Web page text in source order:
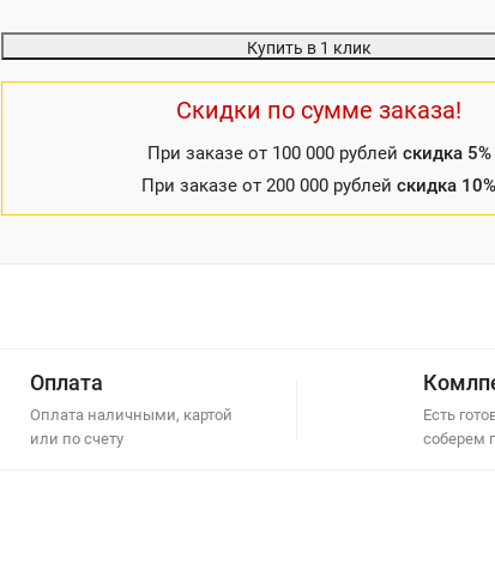
Купить в 1 клик
Скидки по сумме заказа!
При заказе от 100 000 рублей скидка 5%
При заказе от 200 000 рублейскидка 10%
Оплата
Оплата наличными, картой
или по счету
Есть
соберем